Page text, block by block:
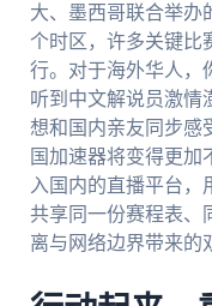
大、墨西哥联合举办
个时区，许多关键比
行。对于海外华人，
听到中文解说员激情
想和国内亲友同步感
国加速器将变得更加
入国内的直播平台，
共享同一份赛程表、
离与网络边界带来的